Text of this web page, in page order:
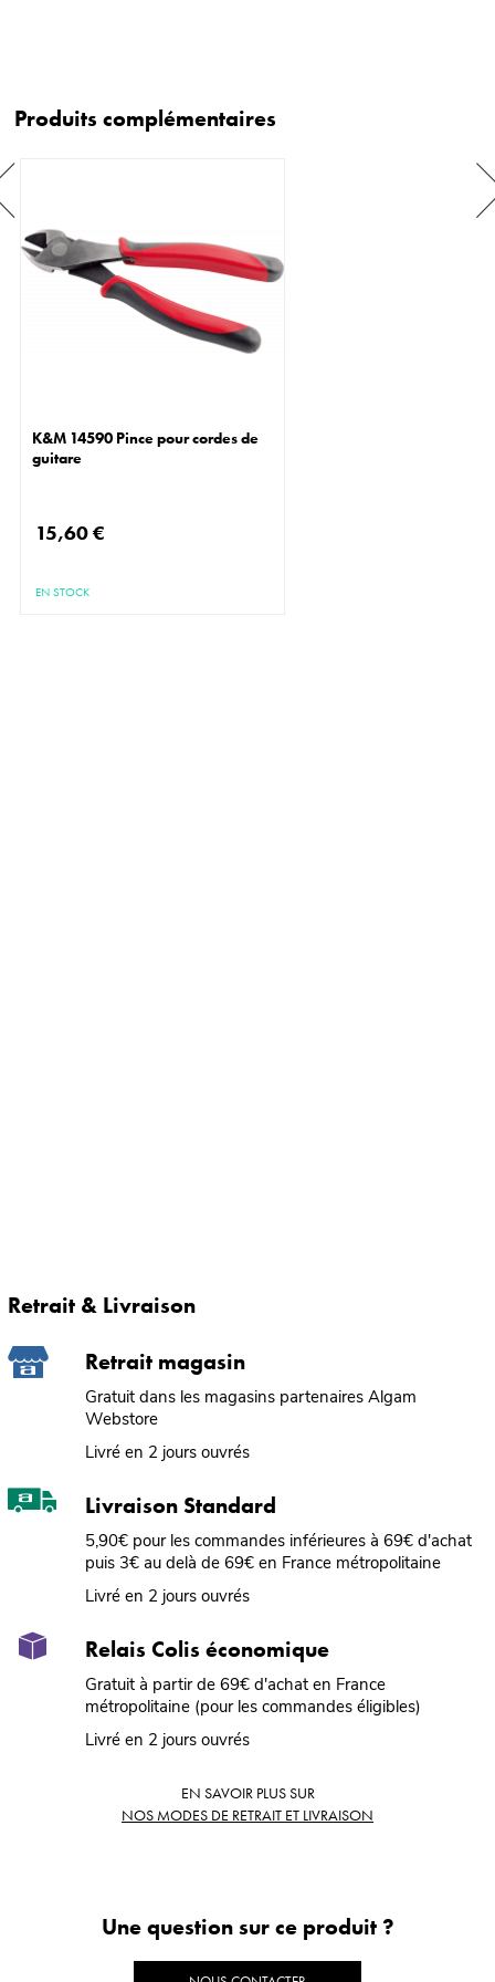
Produits complémentaires
K&M 14590 Pince pour cordes de
guitare
15,60 €
EN STOCK
Retrait & Livraison
Retrait magasin
Gratuit dans les magasins partenaires Algam
Webstore
Livré en 2 jours ouvrés
Livraison Standard
5,90€ pour les commandes inférieures à 69€ d'achat
puis 3€ au delà de 69€ en France métropolitaine
Livré en 2 jours ouvrés
Relais Colis économique
Gratuit à partir de 69€ d'achat en France
métropolitaine (pour les commandes éligibles)
Livré en 2 jours ouvrés
EN SAVOIR PLUS SUR
NOS MODES DE RETRAIT ET LIVRAISON
Une question sur ce produit ?